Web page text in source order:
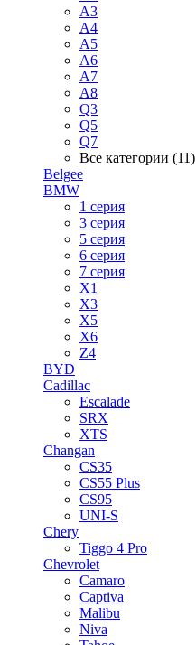
A3
A4
A5
A6
A7
A8
Q3
Q5
Q7
Все категории (11)
Belgee
BMW
1 серия
3 серия
5 серия
6 серия
7 серия
X1
X3
X5
X6
Z4
BYD
Cadillac
Escalade
SRX
XTS
Changan
CS35
CS55 Plus
CS95
UNI-S
Chery
Tiggo 4 Pro
Chevrolet
Camaro
Captiva
Malibu
Niva